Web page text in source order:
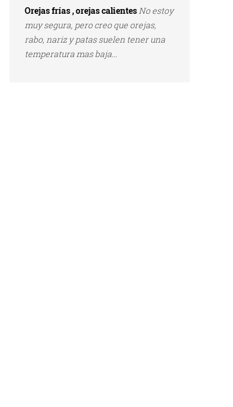
Orejas frías , orejas calientesNo estoy
muy segura, pero creo que orejas,
rabo, nariz y patas suelen tener una
temperatura mas baja...